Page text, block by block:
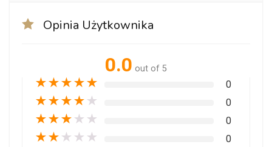
Opinia Użytkownika
0.0 out of 5
★★★★★ 0
★★★★ ★ 0
★★★ ★ ★ 0
★★ ★ ★ ★ 0